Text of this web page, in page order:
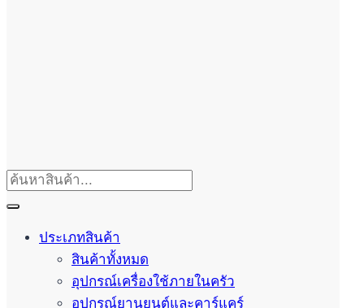
ประเภทสินค้า
สินค้าทั้งหมด
อุปกรณ์เครื่องใช้ภายในครัว
อุปกรณ์ยานยนต์และคาร์แคร์